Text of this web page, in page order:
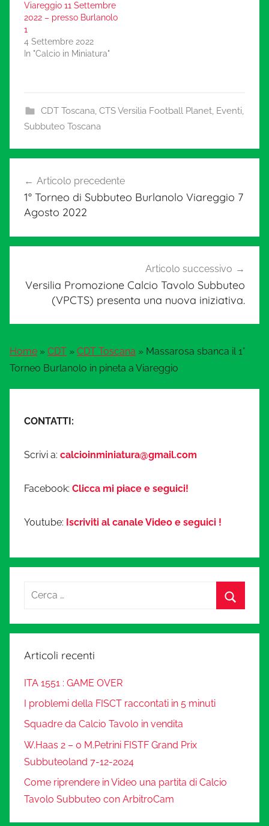
Viareggio 11 Settembre
2022 – presso Burlanolo
1
4 Settembre 2022
In "Calcio in Miniatura"
CDT Toscana, CTS Versilia Football Planet, Eventi,
Subbuteo Toscana
articoli
Articolo precedente
1° Torneo di Subbuteo Burlanolo Viareggio 7
Agosto 2022
Articolo successivo
Versilia Promozione Calcio Tavolo Subbuteo
(VPCTS) presenta una nuova iniziativa.
Home » CDT » CDT Toscana » Massarosa sbanca il 1°
Torneo Burlanolo in pineta a Viareggio
CONTATTI:
Scrivi a: calcioinminiatura@gmail.com
Facebook: Clicca mi piace e seguici!
Youtube: Iscriviti al canale Video e seguici !
Articoli recenti
ITA 1551 : GAME OVER
I problemi della FISCT raccontati in 5 minuti
Squadre da Calcio Tavolo in vendita
W.Haas 2 – 0 M.Petrini FISTF Grand Prix
Subbuteoland 7-12-2024
Come riprendere in Video una partita di Calcio
Tavolo Subbuteo con ArbitroCam